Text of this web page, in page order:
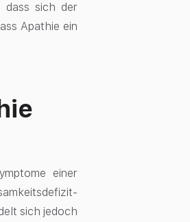
dass sich der
Apathie ein
einer
sich jedoch